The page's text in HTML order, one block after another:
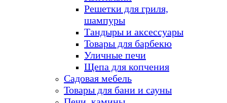
Решетки для гриля,
шампуры
Тандыры и аксессуары
Товары для барбекю
Уличные печи
Щепа для копчения
Садовая мебель
Товары для бани и сауны